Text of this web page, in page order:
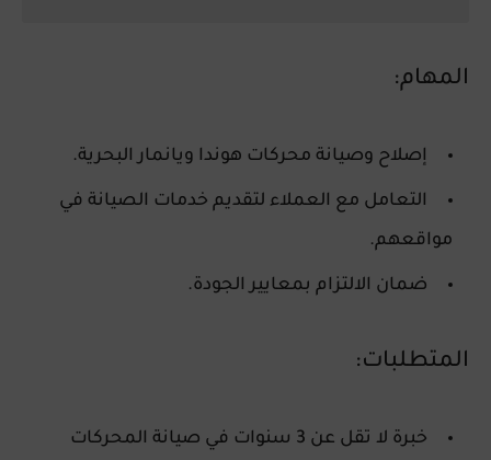
المهام:
إصلاح وصيانة محركات هوندا ويانمار البحرية.
التعامل مع العملاء لتقديم خدمات الصيانة في
مواقعهم.
ضمان الالتزام بمعايير الجودة.
المتطلبات:
خبرة لا تقل عن 3 سنوات في صيانة المحركات